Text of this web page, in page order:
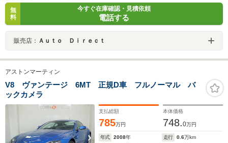
無
料
今すぐ在庫確認・見積依頼
電話する
販売店： Ａｕｔｏ Ｄｉｒｅｃｔ
アストンマーティン
V8 ヴァンテージ 6MT 正規D車 フルノーマル バ
ックカメラ
支払総額
785万円
本体価格
748.0万円
年式 2008年 走行 0.6万km